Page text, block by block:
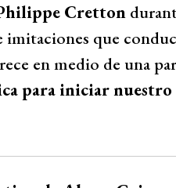
Cretton
imitaciones que
en medio de una
para iniciar